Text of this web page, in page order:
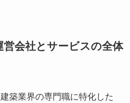
営会社とサービスの全体
築業界の専門職に特化した